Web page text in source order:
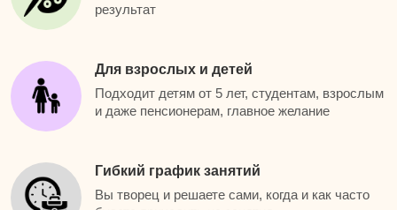
результат
Для взрослых и детей
Подходит детям от 5 лет, студентам, взрослым
и даже пенсионерам, главное желание
Гибкий график занятий
Вы творец и решаете сами, когда и как часто